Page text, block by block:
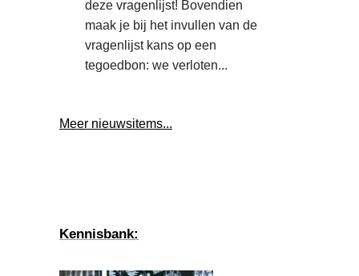
deze vragenlijst! Bovendien
maak je bij het invullen van de
vragenlijst kans op een
tegoedbon: we verloten...
Meer nieuwsitems...
Kennisbank: